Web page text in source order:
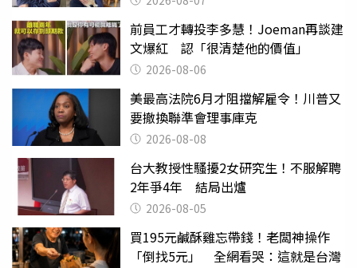
前員工才轉投李多慧！Joeman再談建
文爆紅 認「很清楚他的價值」
2026-08-06
美最高法院6月才阻擋解雇令！川普又
要撤換聯準會理事庫克
2026-08-08
台大教授性騷擾2女研究生！不服解聘
2年爭4年 結局出爐
2026-08-05
買195元鹹酥雞忘帶錢！老闆神操作
「倒找5元」 全網看哭：這就是台灣